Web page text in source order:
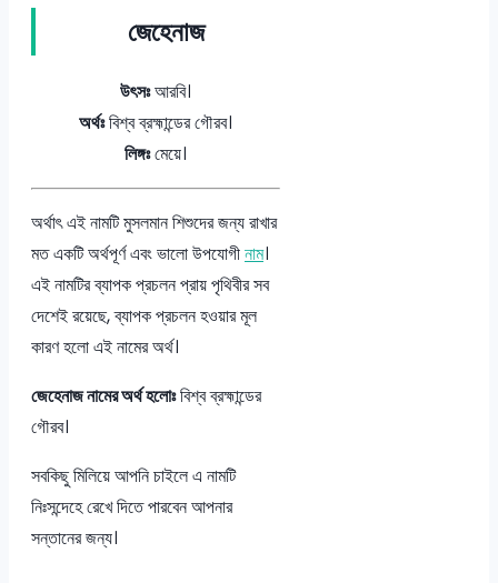
জেহেনাজ
উৎসঃআরবি।
অর্থঃবিশ্ব ব্রহ্মান্ডের গৌরব।
লিঙ্গঃমেয়ে।
অর্থাৎ এই নামটি মুসলমান শিশুদের জন্য রাখার
মত একটি অর্থপূর্ণ এবং ভালো উপযোগীনাম।
এই নামটির ব্যাপক প্রচলন প্রায় পৃথিবীর সব
দেশেই রয়েছে, ব্যাপক প্রচলন হওয়ার মূল
কারণ হলো এই নামের অর্থ।
জেহেনাজ নামের অর্থ হলোঃবিশ্ব ব্রহ্মান্ডের
গৌরব।
সবকিছু মিলিয়ে আপনি চাইলে এ নামটি
নিঃসন্দেহে রেখে দিতে পারবেন আপনার
সন্তানের জন্য।